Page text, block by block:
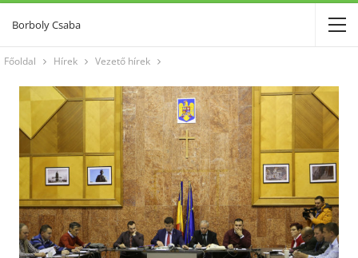
Borboly Csaba
Főoldal Hírek Vezető hírek